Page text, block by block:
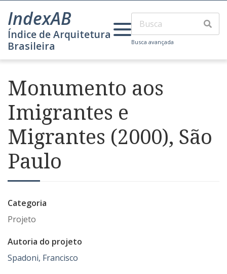
IndexAB
Índice de Arquitetura
Brasileira
Busca avançada
Monumento aos
Imigrantes e
Migrantes (2000), São
Paulo
Categoria
Projeto
Autoria do projeto
Spadoni, Francisco